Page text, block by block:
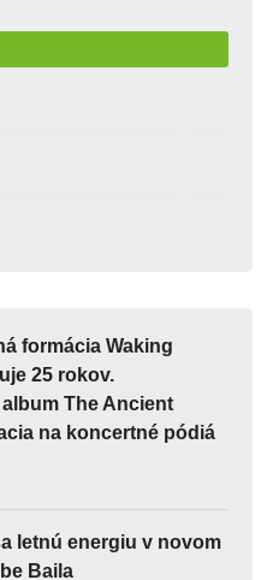
formácia Waking
25 rokov.
The Ancient
na koncertné pódiá
letnú energiu v novom
Baila